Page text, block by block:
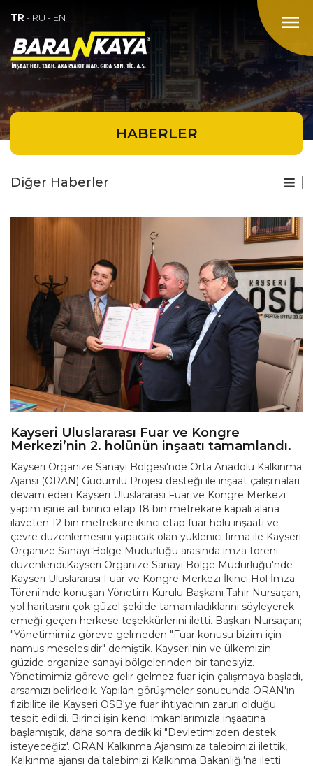
menu
TR - RU - EN
HABERLER
Diğer Haberler
Kayseri Uluslararası Fuar ve Kongre
Merkezi’nin 2. holünün inşaatı tamamlandı.
Kayseri Organize Sanayi Bölgesi'nde Orta Anadolu Kalkınma
Ajansı (ORAN) Güdümlü Projesi desteği ile inşaat çalışmaları
devam eden Kayseri Uluslararası Fuar ve Kongre Merkezi
yapım işine ait birinci etap 18 bin metrekare kapalı alana
ilaveten 12 bin metrekare ikinci etap fuar holü inşaatı ve
çevre düzenlemesini yapacak olan yüklenici firma ile Kayseri
Organize Sanayi Bölge Müdürlüğü arasında imza töreni
düzenlendi.Kayseri Organize Sanayi Bölge Müdürlüğü'nde
Kayseri Uluslararası Fuar ve Kongre Merkezi İkinci Hol İmza
Töreni'nde konuşan Yönetim Kurulu Başkanı Tahir Nursaçan,
yol haritasını çok güzel şekilde tamamladıklarını söyleyerek
emeği geçen herkese teşekkürlerini iletti. Başkan Nursaçan;
"Yönetimimiz göreve gelmeden "Fuar konusu bizim için
namus meselesidir" demiştik. Kayseri'nin ve ülkemizin
güzide organize sanayi bölgelerinden bir tanesiyiz.
Yönetimimiz göreve gelir gelmez fuar için çalışmaya başladı,
arsamızı belirledik. Yapılan görüşmeler sonucunda ORAN'ın
fizibilite ile Kayseri OSB'ye fuar ihtiyacının zaruri olduğu
tespit edildi. Birinci işin kendi imkanlarımızla inşaatına
başlamıştık, daha sonra dedik ki "Devletimizden destek
isteyeceğiz'. ORAN Kalkınma Ajansımıza talebimizi ilettik,
Kalkınma ajansı da talebimizi Kalkınma Bakanlığı'na iletti.